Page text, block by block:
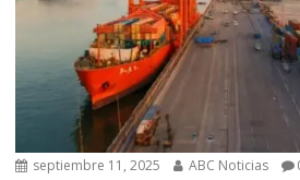
septiembre 11, 2025 ABC Noticias